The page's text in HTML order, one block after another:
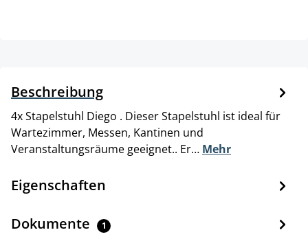
Beschreibung
4x Stapelstuhl Diego . Dieser Stapelstuhl ist ideal für
Wartezimmer, Messen, Kantinen und
Veranstaltungsräume geeignet.. Er… Mehr
Eigenschaften
Dokumente 1